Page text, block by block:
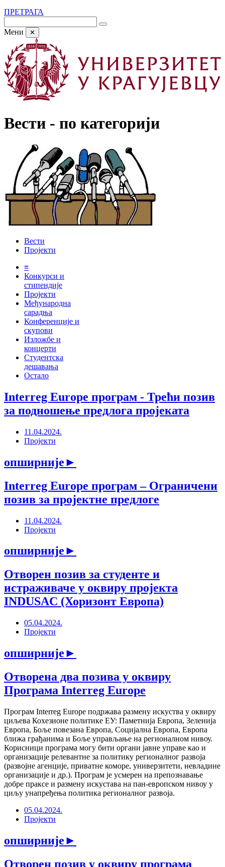
ПРЕТРАГА
Мени ✕
Вести - по категорији
Вести
Пројекти
≡
Конкурси и
стипендије
Пројекти
Међународна
сарадња
Конференције и
скупови
Изложбе и
концерти
Студентска
дешавања
Остало
Interreg Europe програм - Трећи позив
за подношење предлога пројеката
11.04.2024.
Пројекти
опширније►
Interreg Europe програм – Ограничени
позив за пројектне предлоге
11.04.2024.
Пројекти
опширније►
Отворен позив за студенте и
истраживаче у оквиру пројекта
INDUSAC (Хоризонт Европа)
05.04.2024.
Пројекти
опширније►
Отворена два позива у оквиру
Програма Interreg Europe
Програм Interreg Europe подржава размену искуства у оквиру
циљева Кохезионе политике ЕУ: Паметнија Европа, Зеленија
Европа, Боље повезана Европа, Социјална Европа, Европа
ближа грађанима и Боље управљање на регионалном нивоу.
Корисници програма могу бити органи јавне управе као и
организације релевантне за политику регионалног развоја
(развојне агенције, приватне коморе, универзитети, невладине
организације и др.). Програм је усмерен на препознавање
добре праксе и размену искустава на пан-европском нивоу у
циљу унапређења политика регионалног развоја.
05.04.2024.
Пројекти
опширније►
Отворен позив у оквиру програма